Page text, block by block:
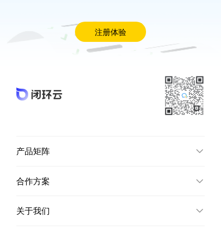
注册体验
产品矩阵
合作方案
关于我们